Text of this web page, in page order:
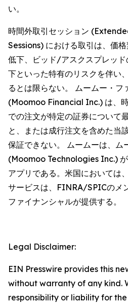
い。
時間外取引セッション
Sessions) における取引は、価
低下、ビッド/アスクスプレッ
下といった特有のリスクを伴い
るとは限らない。 ムームー・フ
(Moomoo Financial Inc.) は、
での注文が特定の証券について
と、または成行注文を含めた当
保証できない。 ムームーは、ム
(Moomoo Technologies Inc.)
アプリである。米国においては
サービスは、FINRA/SPICのメ
ファイナンシャルが提供する。
Legal Disclaimer:
EIN Presswire provides this
without warranty of any kind.
responsibility or liability for